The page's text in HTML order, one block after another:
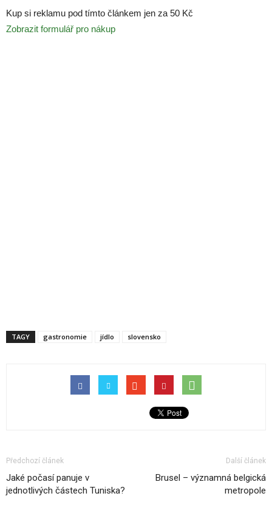
Kup si reklamu pod tímto článkem jen za 50 Kč
Zobrazit formulář pro nákup
TAGY gastronomie jídlo slovensko
Předchozí článek
Jaké počasí panuje v
jednotlivých částech Tuniska?
Další článek
Brusel – významná belgická
metropole